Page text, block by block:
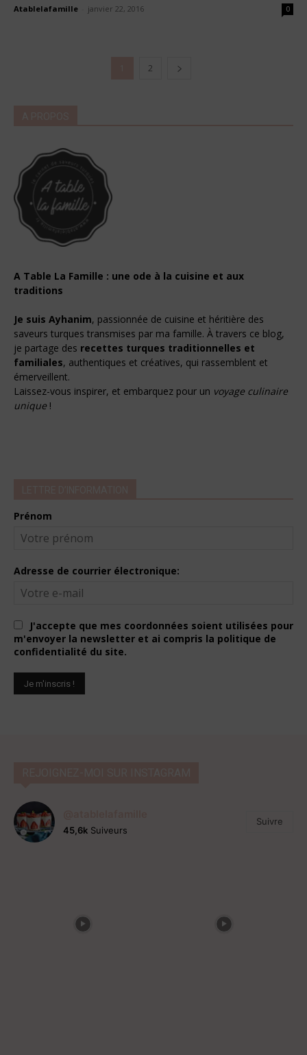
Atablelafamille janvier 22, 2016 0
2
A Table La Famille : une ode à la cuisine et aux
traditions
Je suis Ayhanim, passionnée de cuisine et héritière des
saveurs turques transmises par ma famille. À travers ce blog,
je partage des recettes turques traditionnelles et
familiales, authentiques et créatives, qui rassemblent et
émerveillent.
Laissez-vous inspirer, et embarquez pour un voyage culinaire
unique !
Prénom
Adresse de courrier électronique:
J'accepte que mes coordonnées soient utilisées pour
m'envoyer la newsletter et ai compris la politique de
confidentialité du site.
45,6k Suiveurs
Suivre